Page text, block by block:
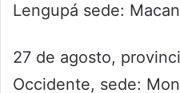
Lengupá sede:
27 de agosto,
Occidente, sede: